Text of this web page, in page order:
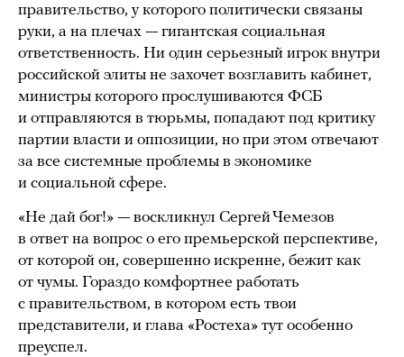
правительство, у которого политически связаны
руки, а на плечах — гигантская социальная
ответственность. Ни один серьезный игрок внутри
российской элиты не захочет возглавить кабинет,
министры которого прослушиваются ФСБ
и отправляются в тюрьмы, попадают под критику
партии власти и оппозиции, но при этом отвечают
за все системные проблемы в экономике
и социальной сфере.
«Не дай бог!» — воскликнул Сергей Чемезов
в ответ на вопрос о его премьерской перспективе,
от которой он, совершенно искренне, бежит как
от чумы. Гораздо комфортнее работать
с правительством, в котором есть твои
представители, и глава «Ростеха» тут особенно
преуспел.